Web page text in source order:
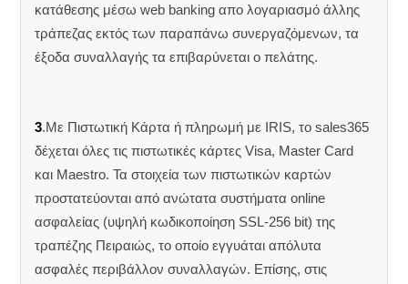
κατάθεσης μέσω web banking απο λογαριασμό άλλης
τράπεζας εκτός των παραπάνω συνεργαζόμενων, τα
έξοδα συναλλαγής τα επιβαρύνεται ο πελάτης.
3.Με Πιστωτική Κάρτα ή πληρωμή με IRIS, το sales365
δέχεται όλες τις πιστωτικές κάρτες Visa, Master Card
και Maestro. Τα στοιχεία των πιστωτικών καρτών
προστατεύονται από ανώτατα συστήματα online
ασφαλείας (υψηλή κωδικοποίηση SSL-256 bit) της
τραπέζης Πειραιώς, το οποίο εγγυάται απόλυτα
ασφαλές περιβάλλον συναλλαγών. Επίσης, στις